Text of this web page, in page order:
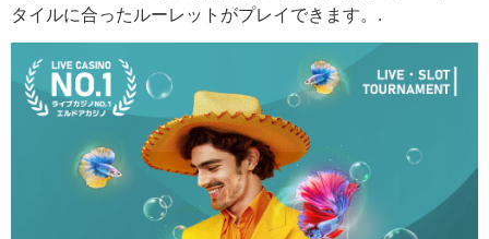
タイルに合ったルーレットがプレイできます。.